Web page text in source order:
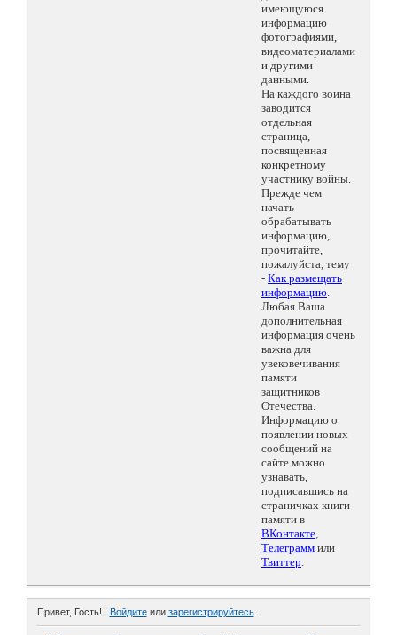
имеющуюся
информацию
фотографиями,
видеоматериалами
и другими
данными.
На каждого воина
заводится
отдельная
страница,
посвященная
конкретному
участнику войны.
Прежде чем
начать
обрабатывать
информацию,
прочитайте,
пожалуйста, тему
- Как размещать
информацию.
Любая Ваша
дополнительная
информация очень
важна для
увековечивания
памяти
защитников
Отечества.
Информацию о
появлении новых
сообщений на
сайте можно
узнавать,
подписавшись на
страничках книги
памяти в
ВКонтакте,
Телеграмм или
Твиттер.
Привет, Гость! Войдитеили зарегистрируйтесь.